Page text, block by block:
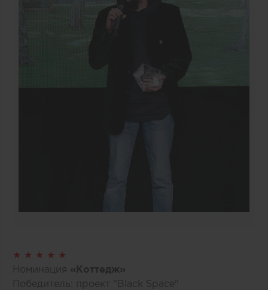
★ ★ ★ ★ ★
Номинация «Коттедж»
Победитель: проект "Black Space"